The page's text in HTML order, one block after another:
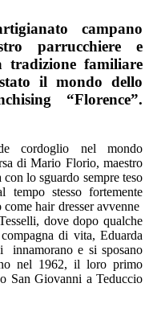
campano
parrucchiere e
tradizione familiare
il mondo dello
“Florence”.
cordoglio nel mondo
di Mario Florio, maestro
lo sguardo sempre teso
stesso fortemente
hair dresser avvenne
dove dopo qualche
di vita, Eduarda
innamorano e si sposano
nel 1962, il loro primo
San Giovanni a Teduccio